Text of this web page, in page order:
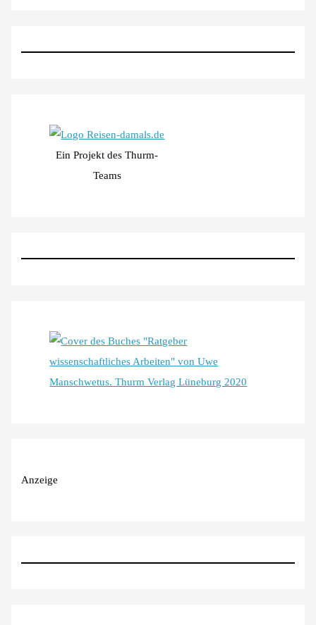
Ein Projekt des Thurm-
Teams
Anzeige